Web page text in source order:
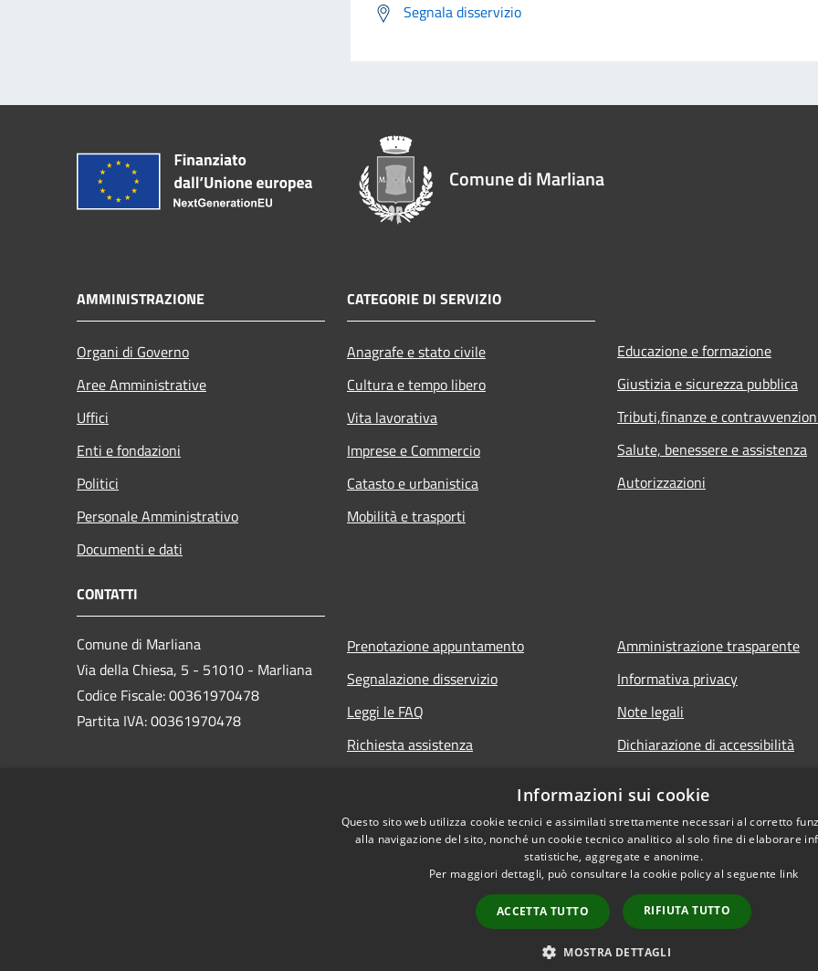
Segnala disservizio
Comune di Marliana
AMMINISTRAZIONE
Organi di Governo
Aree Amministrative
Uffici
Enti e fondazioni
Politici
Personale Amministrativo
Documenti e dati
CATEGORIE DI SERVIZIO
Anagrafe e stato civile
Cultura e tempo libero
Vita lavorativa
Imprese e Commercio
Catasto e urbanistica
Mobilità e trasporti
Educazione e formazione
Giustizia e sicurezza pubblica
Tributi,finanze e
Salute, benessere e assistenza
Autorizzazioni
CONTATTI
Comune di Marliana
Via della Chiesa, 5 - 51010 - Marliana
Codice Fiscale: 00361970478
Partita IVA: 00361970478
Prenotazione appuntamento
Segnalazione disservizio
Leggi le FAQ
Richiesta assistenza
Amministrazione trasparente
Informativa privacy
Note legali
Dichiarazione di accessibilità
Copyright © 2026 • Comune
Informazioni sui cookie
Questo sito web utilizza cookie tecnici e assimilati strettamente necessari al corretto
alla navigazione del sito, nonché un cookie tecnico analitico al solo fine di elaborare
statistiche, aggregate e anonime.
Per maggiori dettagli, può consultare la cookie policy al seguente link
ACCETTA TUTTO RIFIUTA TUTTO
MOSTRA DETTAGLI